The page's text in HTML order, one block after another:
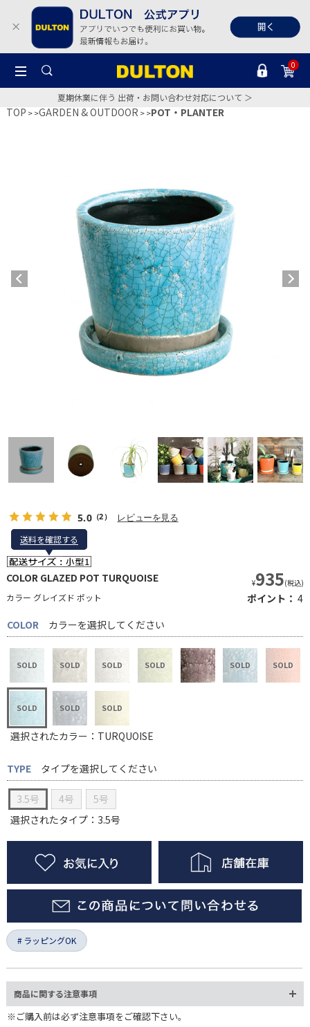
0
夏期休業に伴う 出荷・お問い合わせ対応について ＞
TOP >GARDEN & OUTDOOR >POT・PLANTER
5.0（2） レビューを見る
送料を確認する
送料を確認する
COLOR GLAZED POT TURQUOISE
カラー グレイズド ポット
¥935(税込)
ポイント： 4
COLOR
カラーを選択してください
選択されたカラー：TURQUOISE
TYPE タイプを選択してください
3.5号 4号
5号
選択されたタイプ：3.5号
ラッピングOK
商品に関する注意事項
※ご購入前は必ず注意事項をご確認下さい。